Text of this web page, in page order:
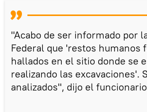
"Acabo de ser informado por
Federal que 'restos humanos
hallados en el sitio donde se
realizando las excavaciones'.
analizados", dijo el